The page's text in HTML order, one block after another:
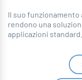
Il suo
rendono una
applicazioni standard.